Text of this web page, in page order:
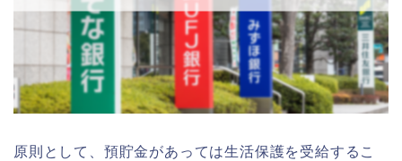
原則として、預貯金があっては生活保護を受給するこ